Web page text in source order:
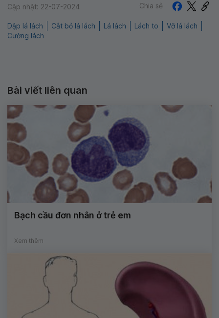
Cập nhật: 22-07-2024 Chia sẻ
Dập lá lách Cắt bỏ lá lách Lá lách Lách to
Vỡ lá lách
Cường lách
Bài viết liên quan
Bạch cầu đơn nhân ở trẻ em
Xem thêm